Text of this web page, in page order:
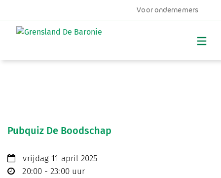
Voor ondernemers
Pubquiz De Boodschap
vrijdag 11 april 2025
20:00 - 23:00 uur